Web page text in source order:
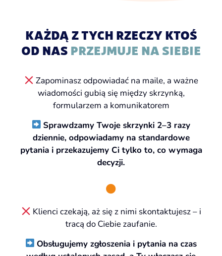
KAŻDĄ Z TYCH RZECZY KTOŚ
OD NAS PRZEJMUJE NA SIEBIE
Zapominasz odpowiadać na maile, a ważne
wiadomości gubią się między skrzynką,
formularzem a komunikatorem
Sprawdzamy Twoje skrzynki 2–3 razy
dziennie, odpowiadamy na standardowe
pytania i przekazujemy Ci tylko to, co wymaga
decyzji.
Klienci czekają, aż się z nimi skontaktujesz – i
tracą do Ciebie zaufanie.
Obsługujemy zgłoszenia i pytania na czas